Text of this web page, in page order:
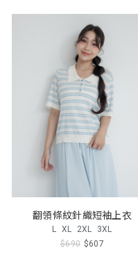
翻領條紋針織短袖上衣
L XL 2XL 3XL
$690 $607